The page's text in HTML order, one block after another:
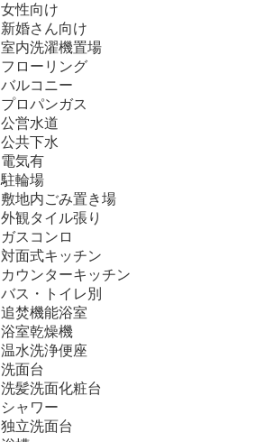
女性向け
新婚さん向け
室内洗濯機置場
フローリング
バルコニー
プロパンガス
公営水道
公共下水
電気有
駐輪場
敷地内ごみ置き場
外観タイル張り
ガスコンロ
対面式キッチン
カウンターキッチン
バス・トイレ別
追焚機能浴室
浴室乾燥機
温水洗浄便座
洗面台
洗髪洗面化粧台
シャワー
独立洗面台